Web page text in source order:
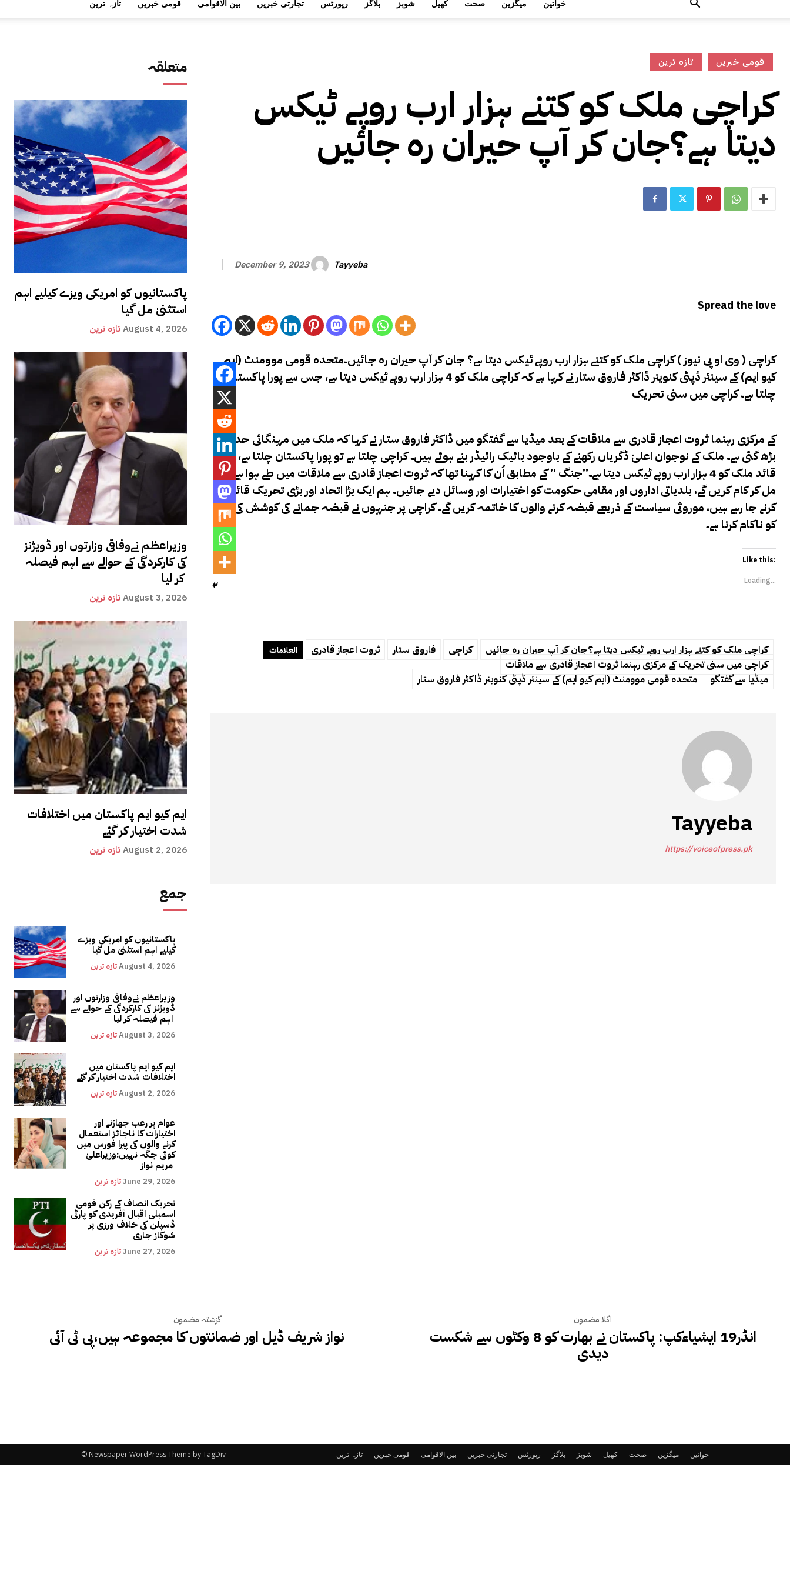
تازہ ترین قومی خبریں بین الاقوامی تجارتی خبریں رپورٹس بلاگز شوبز کھیل صحت میگزین خواتین
متعلقہ
پاکستانیوں کو امریکی ویزے کیلیے اہم
استثنیٰ مل گیا
تازہ ترینAugust 4, 2026
وزیراعظم نےوفاقی وزارتوں اور ڈویژنز
کی کارکردگی کے حوالے سے اہم فیصلہ
کر لیا
تازہ ترینAugust 3, 2026
ایم کیو ایم پاکستان میں اختلافات
شدت اختیار کر گئے
تازہ ترینAugust 2, 2026
جمع
پاکستانیوں کو امریکی ویزے
کیلیے اہم استثنیٰ مل گیا
تازہ ترینAugust 4, 2026
وزیراعظم نےوفاقی وزارتوں اور
ڈویژنز کی کارکردگی کے حوالے سے
تازہ ترینAugust 3, 2026
ایم کیو ایم پاکستان میں
اختلافات شدت اختیار کر گئے
تازہ ترینAugust 2, 2026
عوام پر رعب جھاڑنے اور
اختیارات کا ناجائز استعمال
کرنے والوں کی پیرا فورس میں
کوئی جگہ نہیں:وزیراعلیٰ
تازہ ترینJune 29, 2026
تحریک انصاف کے رکن قومی
اسمبلی اقبال آفریدی کو پارٹی
ڈسپلن کی خلاف ورزی پر
شوکاز جاری
تازہ ترینJune 27, 2026
تازہ ترین قومی خبریں
کراچی ملک کو کتنے ہزار ارب روپے ٹیکس
دیتا ہے؟جان کر آپ حیران رہ جائیں
December 9, 2023 Tayyeba
Spread the love
کراچی ( وی او پی نیوز ) کراچی ملک کو کتنے ہزار ارب روپے ٹیکس دیتا ہے؟ جان کر آپ حیران رہ جائیں۔متحدہ قومی موومنٹ (ایم
کیو ایم) کے سینئر ڈپٹی کنوینر ڈاکٹر فاروق ستار نے کہا ہے کہ کراچی ملک کو 4 ہزار ارب روپے ٹیکس دیتا ہے، جس سے پورا پاکستان
چلتا ہے۔کراچی میں سنی تحریک
کے مرکزی رہنما ثروت اعجاز قادری سے ملاقات کے بعد میڈیا سے گفتگو میں ڈاکٹر فاروق ستار نے کہا کہ ملک میں مہنگائی حد سے
بڑھ گئی ہے۔ ملک کے نوجوان اعلیٰ ڈگریاں رکھنے کے باوجود بائیک رائیڈر بنے ہوئے ہیں۔ کراچی چلتا ہے تو پورا پاکستان چلتا ہے، شہر
قائد ملک کو 4 ہزار ارب روپے ٹیکس دیتا ہے۔”جنگ ” کے مطابق اُن کا کہنا تھا کہ ثروت اعجاز قادری سے ملاقات میں طے ہوا ہے کہ
مل کر کام کریں گے، بلدیاتی اداروں اور مقامی حکومت کو اختیارات اور وسائل دیے جائیں۔ ہم ایک بڑا اتحاد اور بڑی تحریک قائم
کرنے جا رہے ہیں، موروثی سیاست کے ذریعے قبضہ کرنے والوں کا خاتمہ کریں گے۔ کراچی پر جنہوں نے قبضہ جمانے کی کوشش کی ان
کو ناکام کرنا ہے۔
Like this:
Loading...
العلامات ثروت اعجاز قادری فاروق ستار کراچی
کراچی ملک کو کتنے ہزار ارب روپے ٹیکس دیتا ہے؟جان کر آپ حیران رہ جائیں
کراچی میں سنی تحریک کے مرکزی رہنما ثروت اعجاز قادری سے ملاقات
متحدہ قومی موومنٹ (ایم کیو ایم) کے سینئر ڈپٹی کنوینر ڈاکٹر فاروق ستار
میڈیا سے گفتگو
Tayyeba
https://voiceofpress.pk
گزشتہ مضمون
نواز شریف ڈیل اور ضمانتوں کا مجموعہ ہیں،پی ٹی آئی
اگلا مضمون
انڈر19 ایشیاءکپ: پاکستان نے بھارت کو 8 وکٹوں سے شکست
دیدی
تازہ ترین قومی خبریں بین الاقوامی تجارتی خبریں رپورٹس بلاگز شوبز کھیل صحت میگزین خواتین © Newspaper WordPress Theme by TagDiv